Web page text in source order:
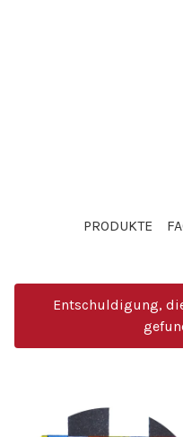
PRODUKTE
Entschuldigung,